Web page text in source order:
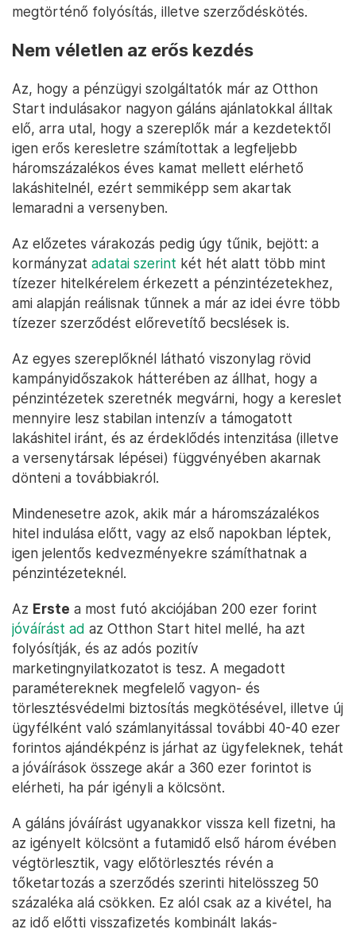
megtörténő folyósítás, illetve szerződéskötés.
Nem véletlen az erős kezdés
Az, hogy a pénzügyi szolgáltatók már az Otthon
Start indulásakor nagyon gáláns ajánlatokkal álltak
elő, arra utal, hogy a szereplők már a kezdetektől
igen erős keresletre számítottak a legfeljebb
háromszázalékos éves kamat mellett elérhető
lakáshitelnél, ezért semmiképp sem akartak
lemaradni a versenyben.
Az előzetes várakozás pedig úgy tűnik, bejött: a
kormányzat adatai szerint két hét alatt több mint
tízezer hitelkérelem érkezett a pénzintézetekhez,
ami alapján reálisnak tűnnek a már az idei évre több
tízezer szerződést előrevetítő becslések is.
Az egyes szereplőknél látható viszonylag rövid
kampányidőszakok hátterében az állhat, hogy a
pénzintézetek szeretnék megvárni, hogy a kereslet
mennyire lesz stabilan intenzív a támogatott
lakáshitel iránt, és az érdeklődés intenzitása (illetve
a versenytársak lépései) függvényében akarnak
dönteni a továbbiakról.
Mindenesetre azok, akik már a háromszázalékos
hitel indulása előtt, vagy az első napokban léptek,
igen jelentős kedvezményekre számíthatnak a
pénzintézeteknél.
Az Erste a most futó akciójában 200 ezer forint
jóváírást ad az Otthon Start hitel mellé, ha azt
folyósítják, és az adós pozitív
marketingnyilatkozatot is tesz. A megadott
paramétereknek megfelelő vagyon- és
törlesztésvédelmi biztosítás megkötésével, illetve új
ügyfélként való számlanyitással további 40-40 ezer
forintos ajándékpénz is járhat az ügyfeleknek, tehát
a jóváírások összege akár a 360 ezer forintot is
elérheti, ha pár igényli a kölcsönt.
A gáláns jóváírást ugyanakkor vissza kell fizetni, ha
az igényelt kölcsönt a futamidő első három évében
végtörlesztik, vagy előtörlesztés révén a
tőketartozás a szerződés szerinti hitelösszeg 50
százaléka alá csökken. Ez alól csak az a kivétel, ha
az idő előtti visszafizetés kombinált lakás-